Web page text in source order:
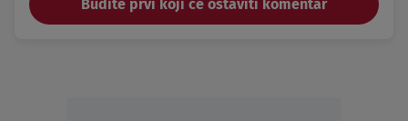
Budite prvi koji će ostaviti komentar